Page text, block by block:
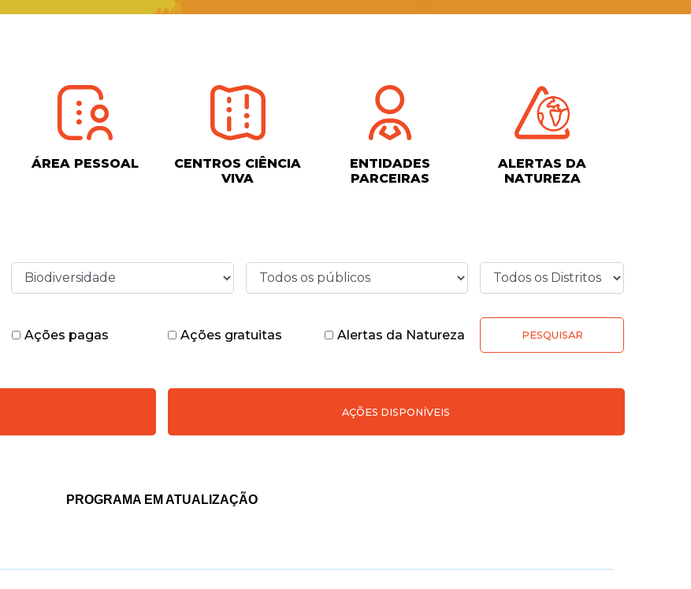
ÁREA PESSOAL
CENTROS CIÊNCIA
VIVA
ENTIDADES
PARCEIRAS
ALERTAS DA
NATUREZA
Ações pagas
Ações gratuitas Alertas da Natureza PESQUISAR
AÇÕES DISPONÍVEIS
PROGRAMA EM ATUALIZAÇÃO